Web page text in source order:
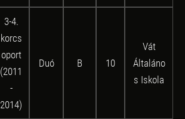
3-4.
korcs
oport
(2011
-
2014)
Duó B 10
Vát
Általáno
s Iskola